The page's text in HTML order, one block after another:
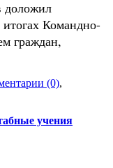
доложил
Командно-
граждан,
(0),
учения